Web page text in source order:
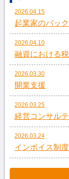
2026.04.15
起業家のバッ
2026.04.10
融資における
2026.03.30
開業支援
2026.03.25
経営コンサル
2026.03.24
インボイス制